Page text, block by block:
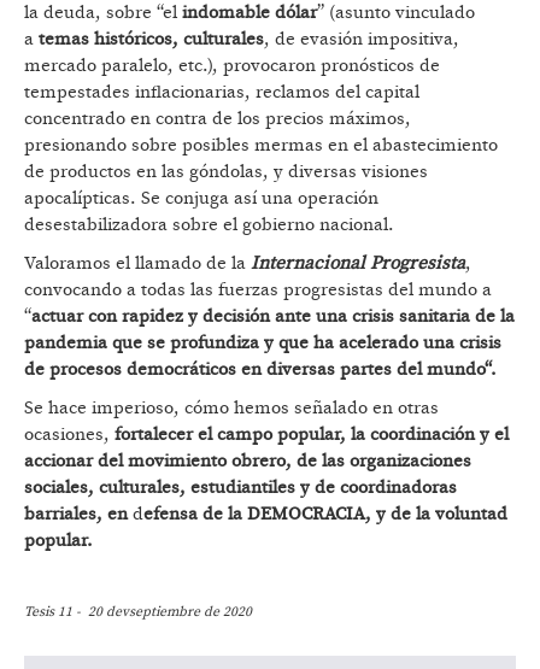
la deuda, sobre “el indomable dólar” (asunto vinculado
a temas históricos, culturales, de evasión impositiva,
mercado paralelo, etc.), provocaron pronósticos de
tempestades inflacionarias, reclamos del capital
concentrado en contra de los precios máximos,
presionando sobre posibles mermas en el abastecimiento
de productos en las góndolas, y diversas visiones
apocalípticas. Se conjuga así una operación
desestabilizadora sobre el gobierno nacional.
Valoramos el llamado de la Internacional Progresista,
convocando a todas las fuerzas progresistas del mundo a
“actuar con rapidez y decisión ante una crisis sanitaria de la
pandemia que se profundiza y que ha acelerado una crisis
de procesos democráticos en diversas partes del mundo“.
Se hace imperioso, cómo hemos señalado en otras
ocasiones, fortalecer el campo popular, la coordinación y el
accionar del movimiento obrero, de las organizaciones
sociales, culturales, estudiantiles y de coordinadoras
barriales, endefensa de la DEMOCRACIA, y de la voluntad
popular.
Tesis 11 - 20 devseptiembre de 2020